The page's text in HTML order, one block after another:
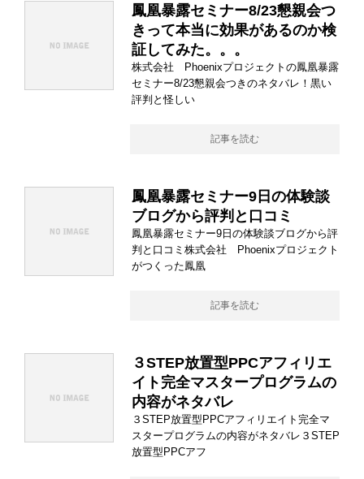
鳳凰暴露セミナー8/23懇親会つ
きって本当に効果があるのか検
証してみた。。。
株式会社 Phoenixプロジェクトの鳳凰暴露
セミナー8/23懇親会つきのネタバレ！黒い
評判と怪しい
記事を読む
鳳凰暴露セミナー9日の体験談
ブログから評判と口コミ
鳳凰暴露セミナー9日の体験談ブログから評
判と口コミ株式会社 Phoenixプロジェクト
がつくった鳳凰
記事を読む
３STEP放置型PPCアフィリエ
イト完全マスタープログラムの
内容がネタバレ
３STEP放置型PPCアフィリエイト完全マ
スタープログラムの内容がネタバレ３STEP
放置型PPCアフ